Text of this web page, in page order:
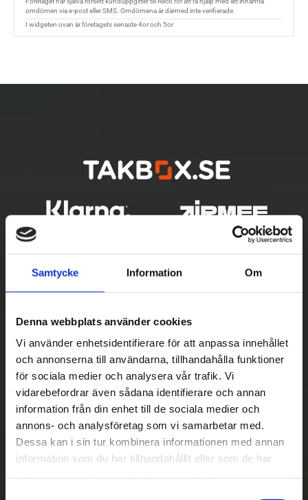
Samtycke Information Om
Denna webbplats använder cookies
Vi använder enhetsidentifierare för att anpassa innehållet
och annonserna till användarna, tillhandahålla funktioner
för sociala medier och analysera vår trafik. Vi
vidarebefordrar även sådana identifierare och annan
information från din enhet till de sociala medier och
annons- och analysföretag som vi samarbetar med.
Dessa kan i sin tur kombinera informationen med annan
information som du har tillhandahållit eller som de har
Betala säkert
|| Välj ||
Snabba leveranser
||
Eller ||
Hämta på lagret med/utan montering